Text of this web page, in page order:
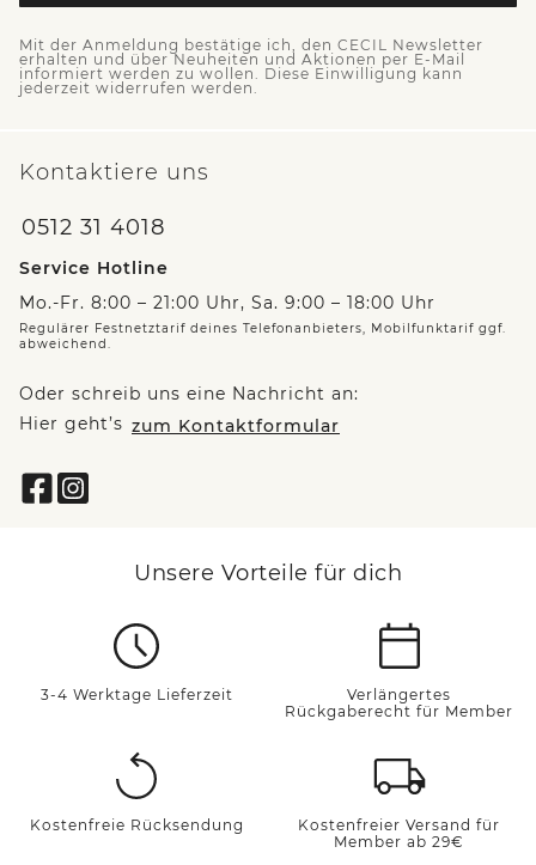
Mit der Anmeldung bestätige ich, den CECIL Newsletter
erhalten und über Neuheiten und Aktionen per E-Mail
informiert werden zu wollen. Diese Einwilligung kann
jederzeit widerrufen werden.
Kontaktiere uns
0512 31 4018
Service Hotline
Mo.-Fr. 8:00 – 21:00 Uhr, Sa. 9:00 – 18:00 Uhr
Regulärer Festnetztarif deines Telefonanbieters, Mobilfunktarif ggf.
abweichend.
Oder schreib uns eine Nachricht an:
Hier geht’s zum Kontaktformular
Unsere Vorteile für dich
3-4 Werktage Lieferzeit
Verlängertes
Rückgaberecht für Member
Kostenfreie Rücksendung
Kostenfreier Versand für
Member ab 29€